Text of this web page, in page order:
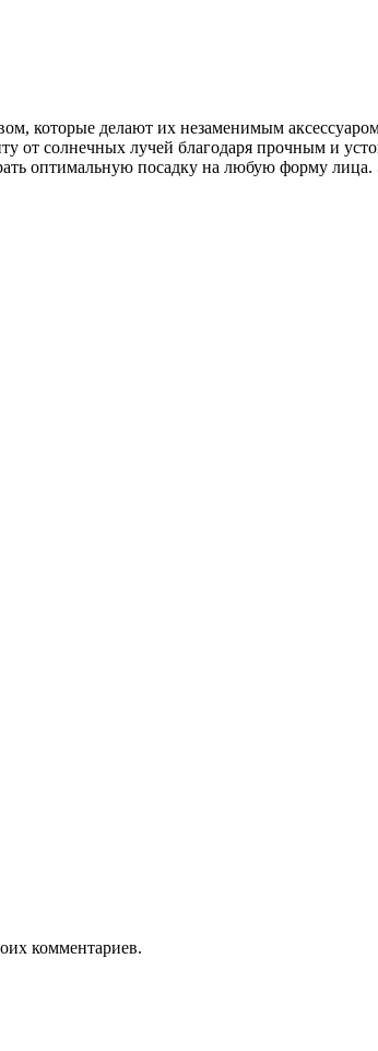
которые делают их незаменимым
от солнечных лучей благодаря прочным и
оптимальную посадку на любую форму
комментариев.